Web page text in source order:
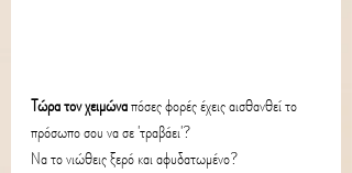
Τώρα τον χειμώνα πόσες φορές έχεις αισθανθεί το
πρόσωπο σου να σε 'τραβάει'?
Να το νιώθεις ξερό και αφυδατωμένο?